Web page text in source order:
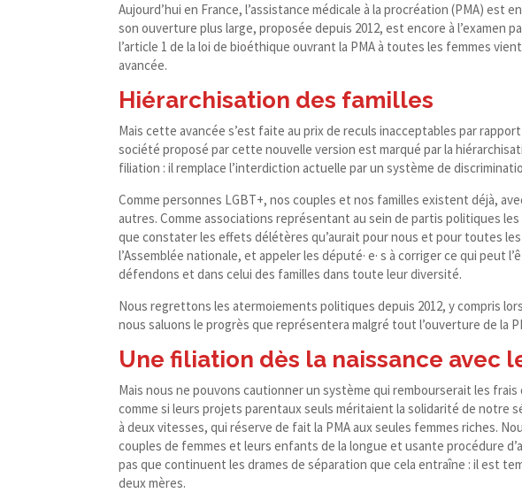
Aujourd’hui en France, l’assistance médicale à la procréation (PMA)
son ouverture plus large, proposée depuis 2012, est encore à l’examen
l’article 1 de la loi de bioéthique ouvrant la PMA à toutes les femmes
avancée.
Hiérarchisation des familles
Mais cette avancée s’est faite au prix de reculs inacceptables par
société proposé par cette nouvelle version est marqué par la
filiation : il remplace l’interdiction actuelle par un système de
Comme personnes LGBT+, nos couples et nos familles existent déjà,
autres. Comme associations représentant au sein de partis politiques
que constater les effets délétères qu’aurait pour nous et pour toutes
l’Assemblée nationale, et appeler les député· e· s à corriger ce qui peut
défendons et dans celui des familles dans toute leur diversité.
Nous regrettons les atermoiements politiques depuis 2012, y compris
nous saluons le progrès que représentera malgré tout l’ouverture de la
Une filiation dès la naissance avec
Mais nous ne pouvons cautionner un système qui rembourserait les
comme si leurs projets parentaux seuls méritaient la solidarité de notre
à deux vitesses, qui réserve de fait la PMA aux seules femmes riches.
couples de femmes et leurs enfants de la longue et usante procédure
pas que continuent les drames de séparation que cela entraîne : il est
deux mères.